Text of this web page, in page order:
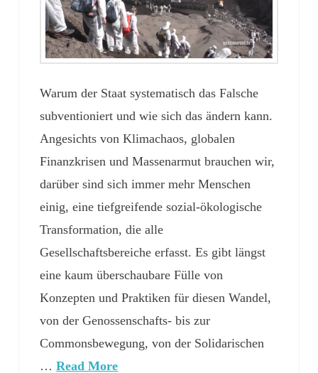
Warum der Staat systematisch das Falsche
subventioniert und wie sich das ändern kann.
Angesichts von Klimachaos, globalen
Finanzkrisen und Massenarmut brauchen wir,
darüber sind sich immer mehr Menschen
einig, eine tiefgreifende sozial-ökologische
Transformation, die alle
Gesellschaftsbereiche erfasst. Es gibt längst
eine kaum überschaubare Fülle von
Konzepten und Praktiken für diesen Wandel,
von der Genossenschafts- bis zur
Commonsbewegung, von der Solidarischen
…Read More